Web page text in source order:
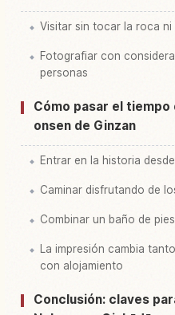
Visitar sin tocar la roca ni
Fotografiar con
personas
Cómo pasar el
onsen de Ginzan
Entrar en la historia
Caminar disfrutando de
Combinar un baño de
La impresión cambia
con alojamiento
Conclusión: claves